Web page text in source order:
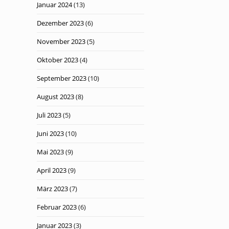
Januar 2024(13)
Dezember 2023(6)
November 2023(5)
Oktober 2023(4)
September 2023(10)
August 2023(8)
Juli 2023(5)
Juni 2023(10)
Mai 2023(9)
April 2023(9)
März 2023(7)
Februar 2023(6)
Januar 2023(3)